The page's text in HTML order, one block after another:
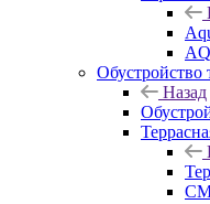
Обустройство
Назад